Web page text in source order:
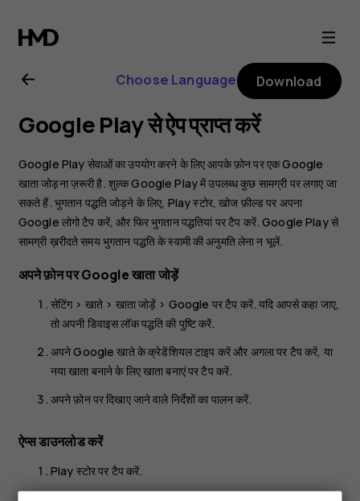
Nokia
C01
Plus
user
guide
Choose Language Download
Google Play से ऐप प्राप्त करें
Google Play सेवाओं का उपयोग करने के लिए आपके फ़ोन पर एक Google
खाता जोड़ना ज़रूरी है. शुल्क Google Play में उपलब्ध कुछ सामग्री पर लगाए जा
सकते हैं. भुगतान पद्धति जोड़ने के लिए, Play स्टोर, खोज फ़ील्ड पर अपना
Google लोगो टैप करें, और फिरभुगतान पद्धतियां पर टैप करें. Google Play से
सामग्री ख़रीदते समय भुगतान पद्धति के स्वामी की अनुमति लेना न भूलें.
अपने फ़ोन पर Google खाता जोड़ें
सेटिंग> खाते > खाता जोड़ें > Google पर टैप करें. यदि आपसे कहा जाए,
तो अपनी डिवाइस लॉक पद्धति की पुष्टि करें.
अपने Google खाते के क्रेडेंशियल टाइप करें और अगलापर टैप करें, या
नया खाता बनाने के लिएखाता बनाएंपर टैप करें.
अपने फ़ोन पर दिखाए जाने वाले निर्देशों का पालन करें.
ऐप्स डाउनलोड करें
Play स्टोरपर टैप करें.